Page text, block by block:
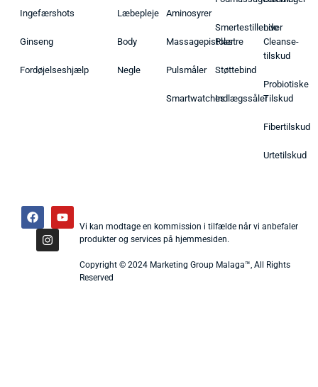
Ingefærshots
Ginseng
Fordøjelseshjælp
Læbepleje
Body
Negle
Aminosyrer
Massagepistoler
Pulsmåler
Smartwatches
Smertestillende
Plastre
Støttebind
Indlægssåler
Liver
Cleanse-
tilskud
Probiotiske
Tilskud
Fibertilskud
Urtetilskud
Vi kan modtage en kommission i tilfælde når vi anbefaler
produkter og services på hjemmesiden.
Copyright © 2024 Marketing Group Malaga™, All Rights
Reserved